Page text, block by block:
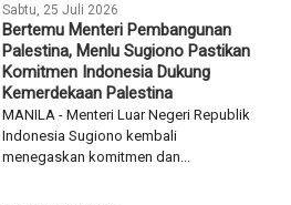
Sabtu, 25 Juli 2026
Bertemu Menteri Pembangunan
Palestina, Menlu Sugiono Pastikan
Komitmen Indonesia Dukung
Kemerdekaan Palestina
MANILA - Menteri Luar Negeri Republik
Indonesia Sugiono kembali
menegaskan komitmen dan...